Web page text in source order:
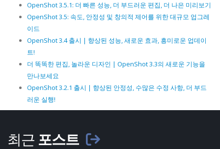
OpenShot 3.5.1: 더 빠른 성능, 더 부드러운 편집, 더 나은 미리보기
OpenShot 3.5: 속도, 안정성 및 창의적 제어를 위한 대규모 업그레
이드
OpenShot 3.4 출시 | 향상된 성능, 새로운 효과, 흥미로운 업데이
트!
더 똑똑한 편집, 놀라운 디자인 | OpenShot 3.3의 새로운 기능을
만나보세요
OpenShot 3.2.1 출시 | 향상된 안정성, 수많은 수정 사항, 더 부드
러운 실행!
최근 포스트